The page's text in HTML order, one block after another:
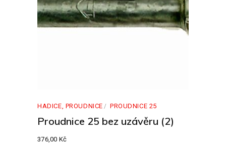
HADICE, PROUDNICE PROUDNICE 25
Proudnice 25 bez uzávěru (2)
376,00 Kč